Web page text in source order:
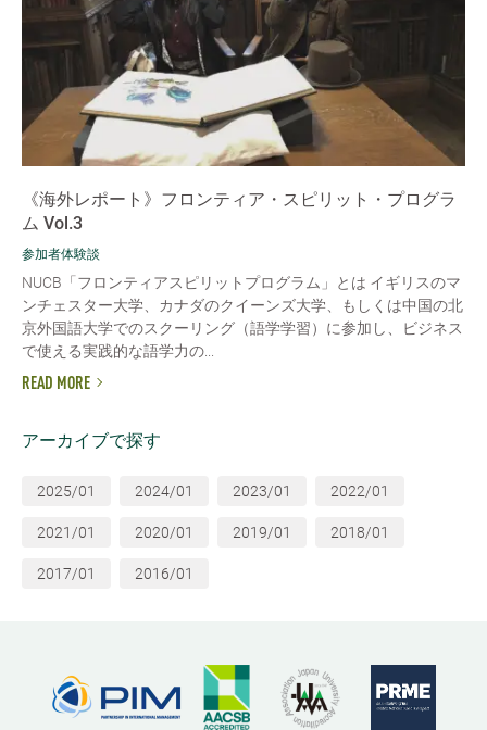
《海外レポート》フロンティア・スピリット・プログラ
ム Vol.3
参加者体験談
NUCB「フロンティアスピリットプログラム」とは イギリスのマ
ンチェスター大学、カナダのクイーンズ大学、もしくは中国の北
京外国語大学でのスクーリング（語学学習）に参加し、ビジネス
で使える実践的な語学力の...
READ MORE
アーカイブで探す
2025/01 2024/01 2023/01 2022/01
2021/01 2020/01 2019/01 2018/01
2017/01 2016/01